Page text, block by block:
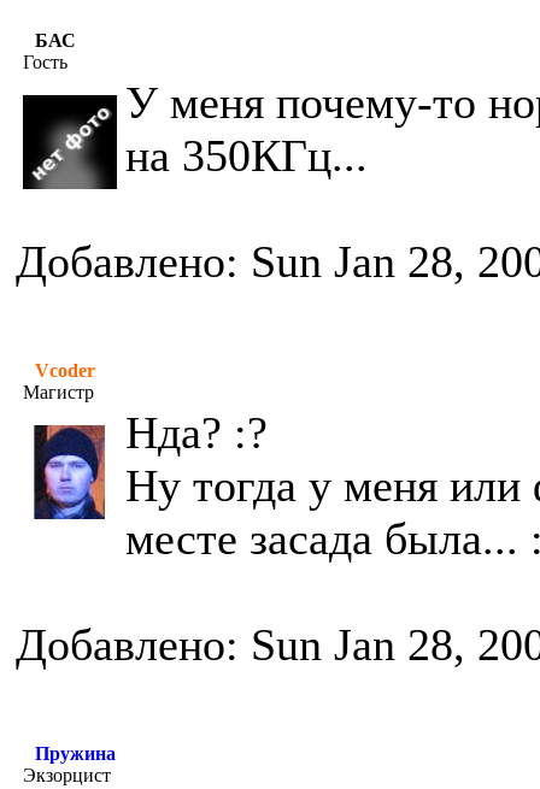
БАС
Гость
У меня почему-то
на 350КГц...
Добавлено: Sun Jan 28,
Vcoder
Магистр
Нда? :?
Ну тогда у меня или
месте засада
Добавлено: Sun Jan 28,
Пружина
Экзорцист